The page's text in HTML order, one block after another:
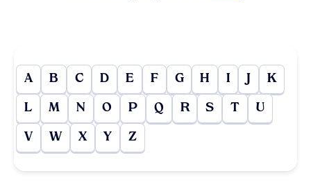
A B C D E F G H I J K
L M N O P Q R S T U
V W X Y Z